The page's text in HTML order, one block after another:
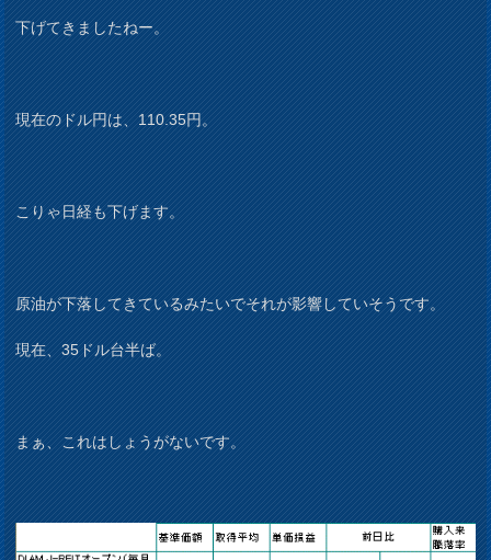
下げてきましたねー。
現在のドル円は、110.35円。
こりゃ日経も下げます。
原油が下落してきているみたいでそれが影響していそうです。
現在、35ドル台半ば。
まぁ、これはしょうがないです。